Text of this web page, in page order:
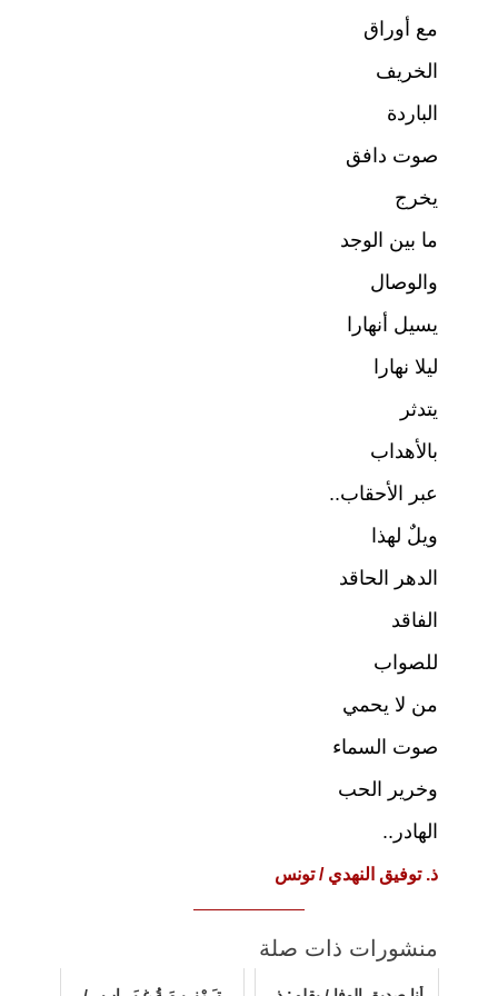
مع أوراق
الخريف
الباردة
صوت دافق
يخرج
ما بين الوجد
والوصال
يسيل أنهارا
ليلا نهارا
يتدثر
بالأهداب
عبر الأحقاب..
ويلٌ لهذا
الدهر الحاقد
الفاقد
للصواب
من لا يحمي
صوت السماء
وخرير الحب
الهادر..
ذ. توفيق النهدي / تونس
منشورات ذات صلة